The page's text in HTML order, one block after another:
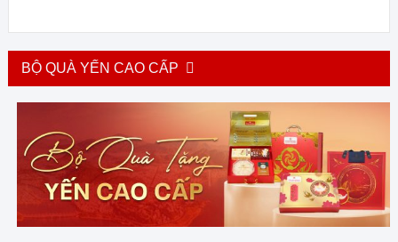
BỘ QUÀ YẾN CAO CẤP